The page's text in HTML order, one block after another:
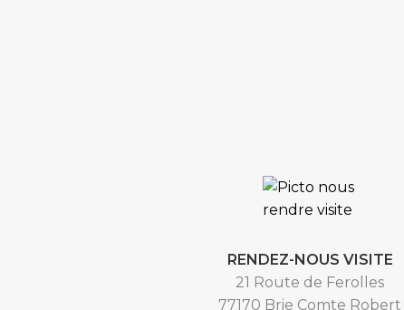
RENDEZ-NOUS VISITE
21 Route de Ferolles
77170 Brie Comte Robert